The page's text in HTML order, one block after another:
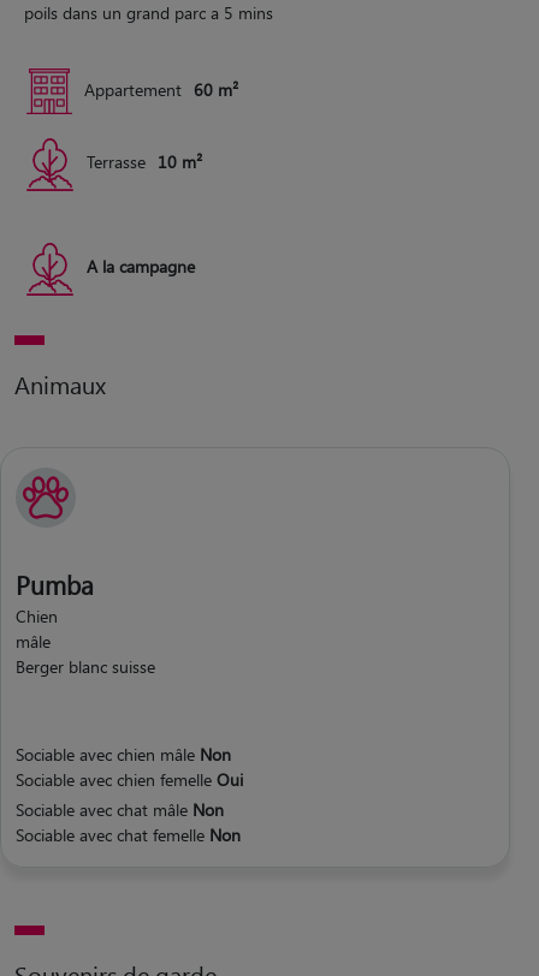
poils dans un grand parc a 5 mins
Appartement 60 m²
Terrasse 10 m²
A la campagne
Animaux
Pumba
Chien
mâle
Berger blanc suisse
Sociable avec chien mâle Non
Sociable avec chien femelle Oui
Sociable avec chat mâle Non
Sociable avec chat femelle Non